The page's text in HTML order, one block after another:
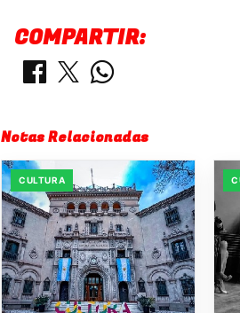
COMPARTIR:
Notas Relacionadas
CULTURA